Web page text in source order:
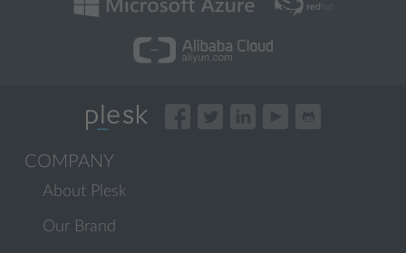
COMPANY
About Plesk
Our Brand